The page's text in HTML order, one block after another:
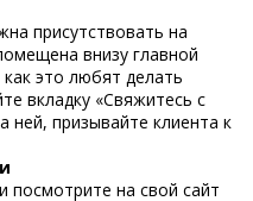
присутствовать на
внизу главной
это любят делать
вкладку «Свяжитесь с
ней, призывайте клиента к
посмотрите на свой сайт